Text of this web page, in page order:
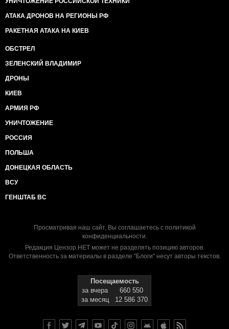
АТАКА ДРОНОВ НА РЕГИОНЫ РФ
РАКЕТНАЯ АТАКА НА КИЕВ
ОБСТРЕЛ
ЗЕЛЕНСКИЙ ВЛАДИМИР
ДРОНЫ
КИЕВ
АРМИЯ РФ
УНИЧТОЖЕНИЕ
РОССИЯ
ПОЛЬША
ДОНЕЦКАЯ ОБЛАСТЬ
ВСУ
ГЕНШТАБ ВС
Просматривая наш сайт, Вы соглашаетесь с политикой
конфиденциальности.
Редакция Цензор.НЕТ может не разделять позицию авторов.
Ответственность за материалы в разделе "Блоги" несут авторы текстов.
Посещаемость
за вчера
660 550
за месяц
12 586 370